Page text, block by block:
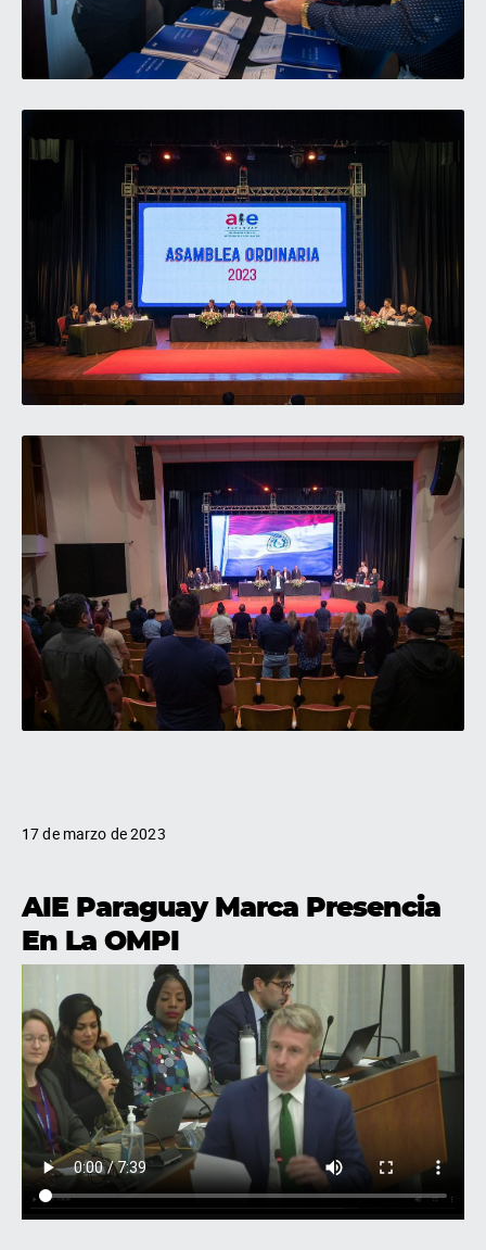
17 de marzo de 2023
AIE Paraguay Marca Presencia
En La OMPI